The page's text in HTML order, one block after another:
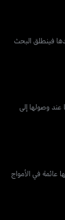
فينطلق البحث
عند وصولها إلى
على جثتها عائمة في الأمواج